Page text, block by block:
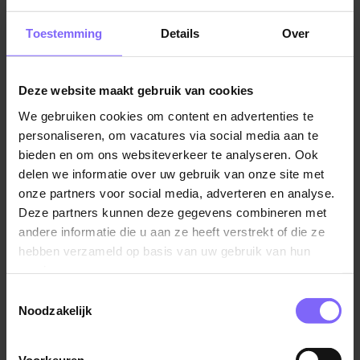
Toestemming Details Over
Deze website maakt gebruik van cookies
We gebruiken cookies om content en advertenties te
personaliseren, om vacatures via social media aan te
bieden en om ons websiteverkeer te analyseren. Ook
delen we informatie over uw gebruik van onze site met
onze partners voor social media, adverteren en analyse.
Deze partners kunnen deze gegevens combineren met
andere informatie die u aan ze heeft verstrekt of die ze
hebben verzameld op basis van uw gebruik van hun
Noodzakelijk
niet!
Dit mag je van ons verwachten
Een salaris in FWG 45 tussen €2.981,98 en
€4.245,84 bruto per maand op basis van een 36-
urige werkweek, exclusief
onregelmatigheidstoeslag
Een werkomgeving die eigen inbreng en initiatieven
waardeert en stimuleert.
Volop kansen voor het volgen van opleidingen en
trainingen.
korting op uitjes en activiteiten via Fit & Fun.
Voorrang op een betaalbare huurwoning waarvoor
wonen via Envida
Vergelijkbare vacatures
Verpleegkundige - zorgcentrum
Emmastaete
Cicero Zorggroep
Brunssum
Sociaalpsychiatrisch Verpleegkundige